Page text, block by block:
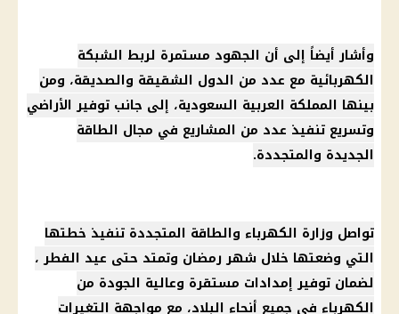
وأشار أيضاً إلى أن الجهود مستمرة لربط الشبكة
الكهربائية مع عدد من الدول الشقيقة والصديقة، ومن
بينها المملكة العربية السعودية، إلى جانب توفير الأراضي
وتسريع تنفيذ عدد من المشاريع في مجال الطاقة
الجديدة والمتجددة.
تواصل وزارة الكهرباء والطاقة المتجددة تنفيذ خطتها
التي وضعتها خلال شهر رمضان وتمتد حتى عيد الفطر،
لضمان توفير إمدادات مستقرة وعالية الجودة من
الكهرباء في جميع أنحاء البلاد، مع مواجهة التغيرات